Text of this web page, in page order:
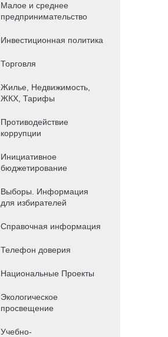
Малое и среднее
предпринимательство
Инвестиционная политика
Торговля
Жилье, Недвижимость,
ЖКХ, Тарифы
Противодействие
коррупции
Инициативное
бюджетирование
Выборы. Информация
для избирателей
Справочная информация
Телефон доверия
Национальные Проекты
Экологическое
просвещение
Учебно-